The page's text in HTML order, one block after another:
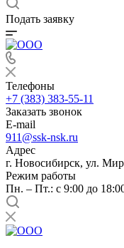
Подать заявку
Телефоны
+7 (383) 383-55-11
Заказать звонок
E-mail
911@ssk-nsk.ru
Адрес
г. Новосибирск, ул.
Режим работы
Пн. – Пт.: с 9:00 до